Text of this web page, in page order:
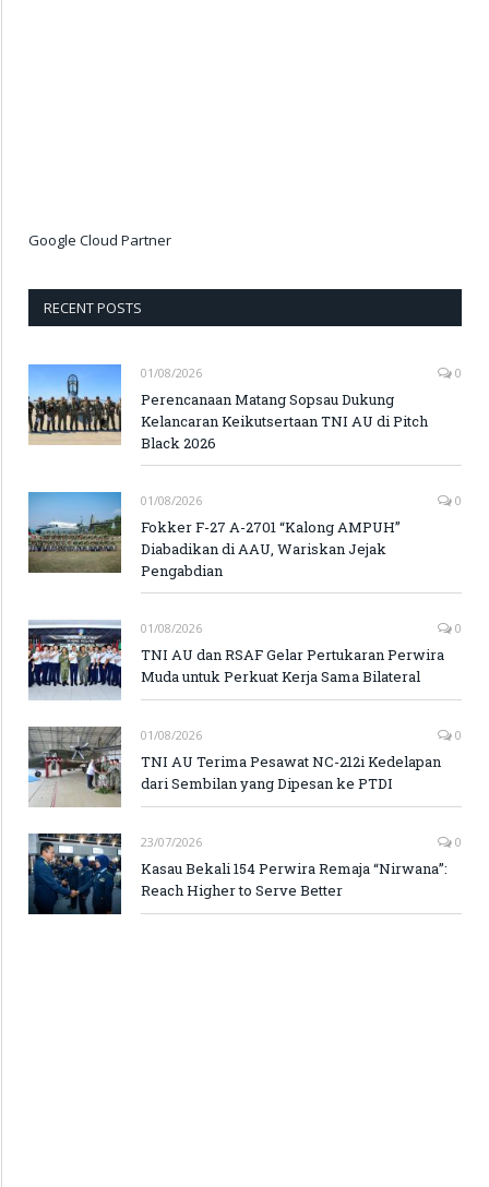
Google Cloud Partner
RECENT POSTS
01/08/2026 0
Perencanaan Matang Sopsau Dukung
Kelancaran Keikutsertaan TNI AU di Pitch
Black 2026
01/08/2026 0
Fokker F-27 A-2701 “Kalong AMPUH”
Diabadikan di AAU, Wariskan Jejak
Pengabdian
01/08/2026 0
TNI AU dan RSAF Gelar Pertukaran Perwira
Muda untuk Perkuat Kerja Sama Bilateral
01/08/2026 0
TNI AU Terima Pesawat NC-212i Kedelapan
dari Sembilan yang Dipesan ke PTDI
23/07/2026 0
Kasau Bekali 154 Perwira Remaja “Nirwana”:
Reach Higher to Serve Better